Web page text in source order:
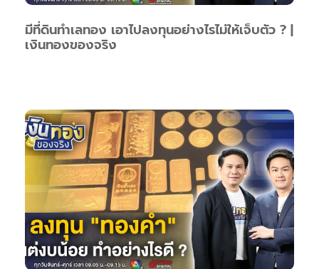
มีที่ดินทำเลทอง เอาไปลงทุนอย่างไรไม่ให้เจ็บตัว ? |
เงินทองของจริง